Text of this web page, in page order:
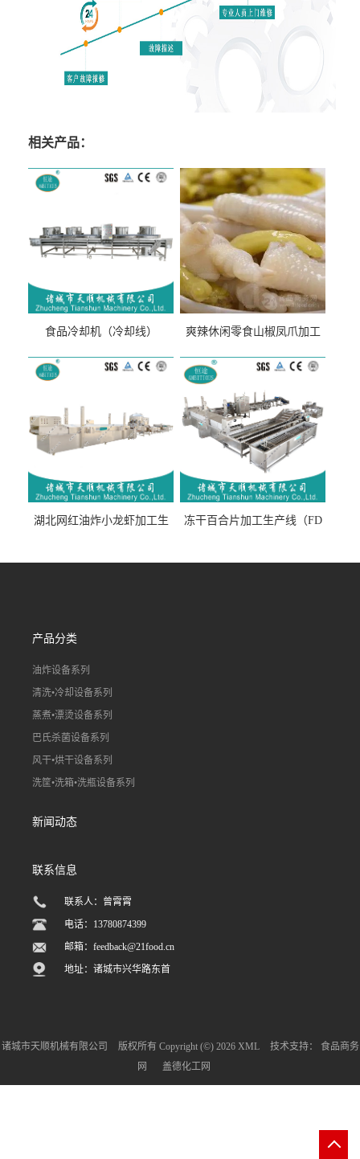
相关产品：
食品冷却机（冷却线）
爽辣休闲零食山椒凤爪加工
流水线）
湖北网红油炸小龙虾加工生
线）
冻干百合片加工生产线（FD
线）
产品分类
油炸设备系列
清洗•冷却设备系列
蒸煮•漂烫设备系列
巴氏杀菌设备系列
风干•烘干设备系列
洗筐•洗箱•洗瓶设备系列
新闻动态
联系信息
联系人：曾霄霄
电话：13780874399
邮箱：feedback@21food.cn
地址：诸城市兴华路东首
诸城市天顺机械有限公司 版权所有 Copyright (©) 2026 XML 技术支持： 食品商务
网
盖德化工网